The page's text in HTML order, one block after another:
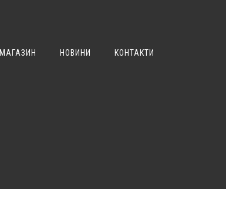
МАГАЗИН НОВИНИ КОНТАКТИ